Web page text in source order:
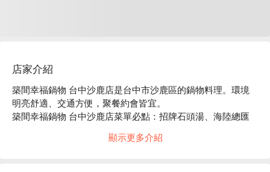
店家介紹
築間幸福鍋物 台中沙鹿店是台中市沙鹿區的鍋物料理。環境
明亮舒適、交通方便，聚餐約會皆宜。
築間幸福鍋物 台中沙鹿店菜單必點：招牌石頭湯、海陸總匯
築間幸福鍋物 台中沙鹿店推薦：餐點選擇豐富，價格親民，
顯示更多介紹